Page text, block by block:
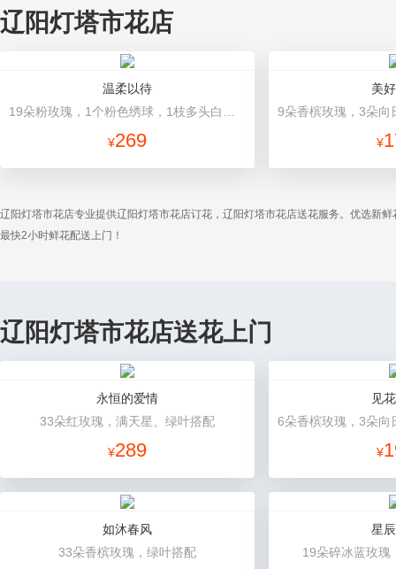
辽阳灯塔市花店
温柔以待
¥269
美
¥
辽阳灯塔市花店专业提供辽阳灯塔市花店订花，辽阳灯塔市花店送花服务。优选新
最快2小时鲜花配送上门！
辽阳灯塔市花店送花上门
永恒的爱情
33朵红玫瑰，满天星、绿叶搭配
¥289
见
6朵香槟玫瑰，3朵向
¥
如沐春风
33朵香槟玫瑰，绿叶搭配
星
19朵碎冰蓝玫瑰